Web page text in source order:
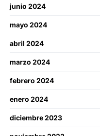
junio 2024
mayo 2024
abril 2024
marzo 2024
febrero 2024
enero 2024
diciembre 2023